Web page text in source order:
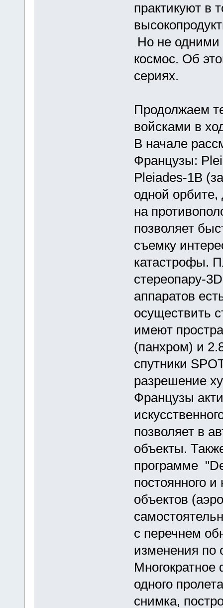
практикуют в
Но не одними
космос. Об
сериях.
Продолжаем
войсками в
В начале
Французы:
Pleiades-1B
одной орбите,
на
позволяет
съемку
катастрофы.
стереопару-
аппаратов
осуществить
имеют
(панхром) и
спутники
разрешение
Французы
позволяет в
объекты.
программе
постоянного
объектов
с перечнем
изменения по
Многократное
одного
снимка,